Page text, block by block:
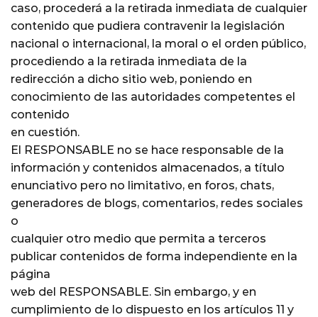
caso, procederá a la retirada inmediata de cualquier
contenido que pudiera contravenir la legislación
nacional o internacional, la moral o el orden público,
procediendo a la retirada inmediata de la
redirección a dicho sitio web, poniendo en
conocimiento de las autoridades competentes el
contenido
en cuestión.
El RESPONSABLE no se hace responsable de la
información y contenidos almacenados, a título
enunciativo pero no limitativo, en foros, chats,
generadores de blogs, comentarios, redes sociales
o
cualquier otro medio que permita a terceros
publicar contenidos de forma independiente en la
página
web del RESPONSABLE. Sin embargo, y en
cumplimiento de lo dispuesto en los artículos 11 y